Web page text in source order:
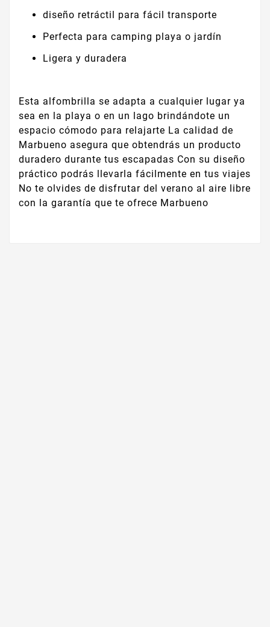
diseño retráctil para fácil transporte
Perfecta para camping playa o jardín
Ligera y duradera
Esta alfombrilla se adapta a cualquier lugar ya
sea en la playa o en un lago brindándote un
espacio cómodo para relajarte La calidad de
Marbueno asegura que obtendrás un producto
duradero durante tus escapadas Con su diseño
práctico podrás llevarla fácilmente en tus viajes
No te olvides de disfrutar del verano al aire libre
con la garantía que te ofrece Marbueno